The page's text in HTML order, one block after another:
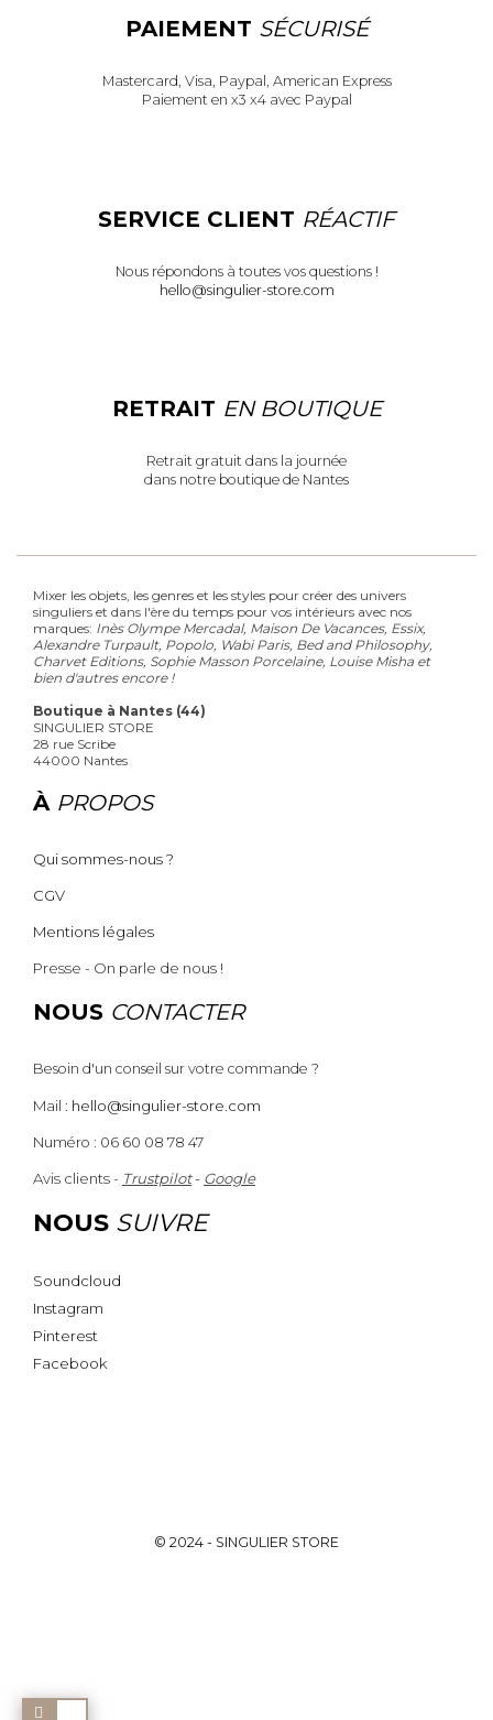
PAIEMENT SÉCURISÉ
Mastercard, Visa, Paypal, American Express
Paiement en x3 x4 avec Paypal
SERVICE CLIENT RÉACTIF
Nous répondons à toutes vos questions !
hello@singulier-store.com
RETRAIT EN BOUTIQUE
Retrait gratuit dans la journée
dans notre boutique de Nantes
Mixer les objets, les genres et les styles pour créer des univers
singuliers et dans l'ère du temps pour vos intérieurs avec nos
marques: Inès Olympe Mercadal, Maison De Vacances, Essix,
Alexandre Turpault, Popolo, Wabi Paris, Bed and Philosophy,
Charvet Editions, Sophie Masson Porcelaine, Louise Misha et
bien d'autres encore !
Boutique à Nantes (44)
SINGULIER STORE
28 rue Scribe
44000 Nantes
À PROPOS
Qui sommes-nous ?
CGV
Mentions légales
Presse - On parle de nous !
NOUS CONTACTER
Besoin d'un conseil sur votre commande ?
Mail : hello@singulier-store.com
Numéro : 06 60 08 78 47
Avis clients - Trustpilot- Google
NOUS SUIVRE
Soundcloud
Instagram
Pinterest
Facebook
© 2024 - SINGULIER STORE